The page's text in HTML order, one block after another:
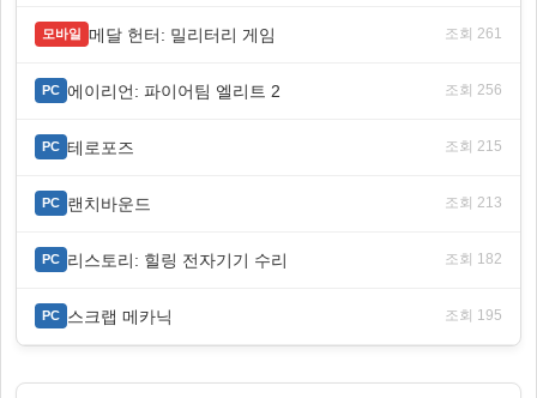
모바일 메달 헌터: 밀리터리 게임 조회 261
PC 에이리언: 파이어팀 엘리트 2 조회 256
PC 테로포즈 조회 215
PC 랜치바운드 조회 213
PC 리스토리: 힐링 전자기기 수리 조회 182
PC 스크랩 메카닉 조회 195